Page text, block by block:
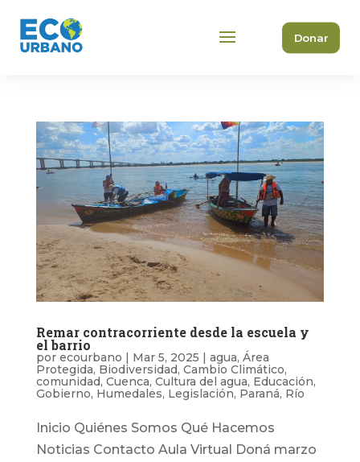
Donar
Remar contracorriente desde la escuela y
el barrio
por ecourbano | Mar 5, 2025 | agua, Área
Protegida, Biodiversidad, Cambio Climático,
comunidad, Cuenca, Cultura del agua, Educación,
Gobierno, Humedales, Legislación, Paraná, Río
Inicio Quiénes Somos Qué Hacemos
Noticias Contacto Aula Virtual Doná marzo